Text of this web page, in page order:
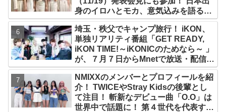
身のイロハとモカ、意気込みを語る
「ずっと夢見てたステージ…嬉しくて
光栄」
埼玉・秩父でキャンプ旅行！ iKON、
単独リアリティ番組「GET READY,
iKON TIME!～iKONICのためなら～ 」
が、７月７日からMnetで放送・配信ス
タート
NMIXXのメンバーとプロフィールを紹
介！ TWICEやStray Kidsの後輩とし
て注目！ 斬新なデビュー曲「O.O」は
世界中で話題に！ 第４世代を代表する